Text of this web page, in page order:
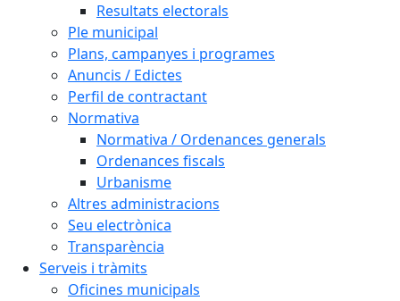
Resultats electorals
Ple municipal
Plans, campanyes i programes
Anuncis / Edictes
Perfil de contractant
Normativa
Normativa / Ordenances generals
Ordenances fiscals
Urbanisme
Altres administracions
Seu electrònica
Transparència
Serveis i tràmits
Oficines municipals